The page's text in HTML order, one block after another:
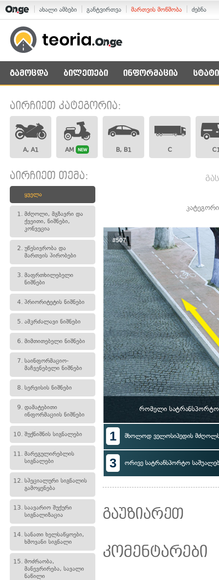
ახალი ამბები განტვირთვა მართვის მოწმობა ძებნა
გამოცდა ბილეთები ინფორმაცია
აირჩიეთ კატეგორია:
A, A1 AM NEW B, B1 C
აირჩიეთ თემა:
ყველა
1. მძღოლი, მგზავრი და
ქვეითი, ნიშნები,
კონვეცია
2. უწესივრობა და
მართვის პირობები
3. მაფრთხილებელი
ნიშნები
4. პრიორიტეტის ნიშნები
5. ამკრძალავი ნიშნები
6. მიმთითებელი ნიშნები
7. საინფორმაციო-
მაჩვენებელი ნიშნები
8. სერვისის ნიშნები
9. დამატებითი
ინფორმაციის ნიშნები
10. შუქნიშნის სიგნალები
11. მარეგულირებლის
სიგნალები
12. სპეციალური სიგნალის
გამოყენება
13. საავარიო შუქური
სიგნალიზაცია
14. სანათი ხელსაწყოები,
ხმოვანი სიგნალი
15. მოძრაობა,
მანევრირება, სავალი
ნაწილი
#507
რომელი სატრანსპორტო
1 მხოლოდ ველოსიპედის
3 ორივე სატრანსპორტო
გაუზიარეთ
კომენტარები